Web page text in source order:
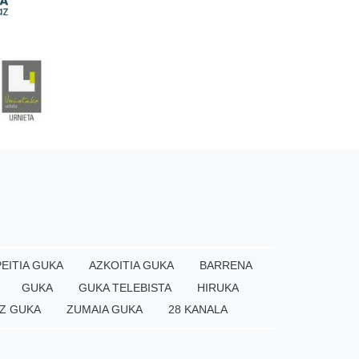
GUKA AZKOITIA GUKA
BARRENA
GUKA GUKA TELEBISTA
HIRUKA
GUKA ZUMAIA GUKA 28 KANALA